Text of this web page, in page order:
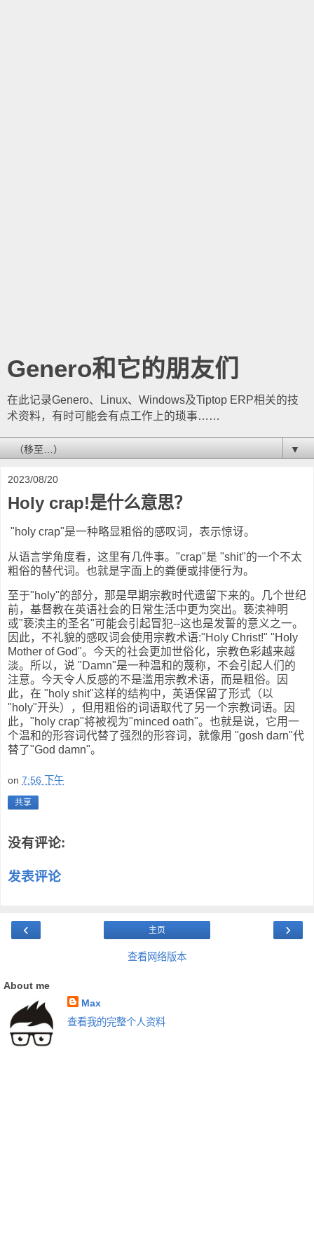
Genero和它的朋友们
在此记录Genero、Linux、Windows及Tiptop ERP相关的技
术资料，有时可能会有点工作上的琐事……
▼
2023/08/20
Holy crap!是什么意思？
"holy crap"是一种略显粗俗的感叹词，表示惊讶。
从语言学角度看，这里有几件事。"crap"是 "shit"的一个不太
粗俗的替代词。也就是字面上的粪便或排便行为。
至于"holy"的部分，那是早期宗教时代遗留下来的。几个世纪
前，基督教在英语社会的日常生活中更为突出。亵渎神明
或"亵渎主的圣名"可能会引起冒犯--这也是发誓的意义之一。
因此，不礼貌的感叹词会使用宗教术语:"Holy Christ!" "Holy
Mother of God"。今天的社会更加世俗化，宗教色彩越来越
淡。所以，说 "Damn"是一种温和的蔑称，不会引起人们的
注意。今天令人反感的不是滥用宗教术语，而是粗俗。因
此，在 "holy shit"这样的结构中，英语保留了形式（以
"holy"开头），但用粗俗的词语取代了另一个宗教词语。因
此，"holy crap"将被视为"minced oath"。也就是说，它用一
个温和的形容词代替了强烈的形容词，就像用 "gosh darn"代
替了"God damn"。
on 7:56 下午
共享
没有评论:
发表评论
‹ ›
主页
查看网络版本
About me
Max
查看我的完整个人资料